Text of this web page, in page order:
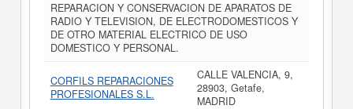
REPARACION Y CONSERVACION DE APARATOS DE
RADIO Y TELEVISION, DE ELECTRODOMESTICOS Y
DE OTRO MATERIAL ELECTRICO DE USO
DOMESTICO Y PERSONAL.
CORFILS REPARACIONES
PROFESIONALES S.L.
CALLE VALENCIA, 9,
28903, Getafe,
MADRID